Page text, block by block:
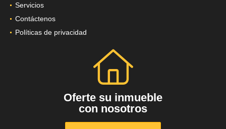
Servicios
Contáctenos
Políticas de privacidad
Oferte su inmueble
con nosotros